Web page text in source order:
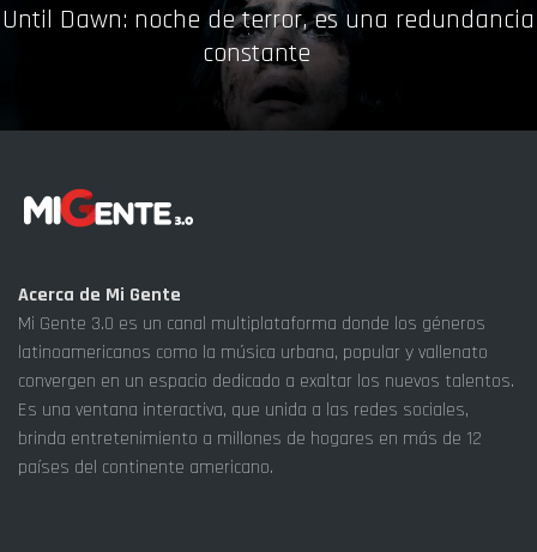
Until Dawn: noche de terror, es una redundancia
constante
Acerca de Mi Gente
Mi Gente 3.0 es un canal multiplataforma donde los géneros
latinoamericanos como la música urbana, popular y vallenato
convergen en un espacio dedicado a exaltar los nuevos talentos.
Es una ventana interactiva, que unida a las redes sociales,
brinda entretenimiento a millones de hogares en más de 12
países del continente americano.